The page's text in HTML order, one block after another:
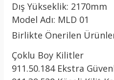
Dış Yükseklik: 2170mm
Model Adı: MLD 01
Birlikte Önerilen
Çoklu Boy Kilitler
911.50.184 Ekstra